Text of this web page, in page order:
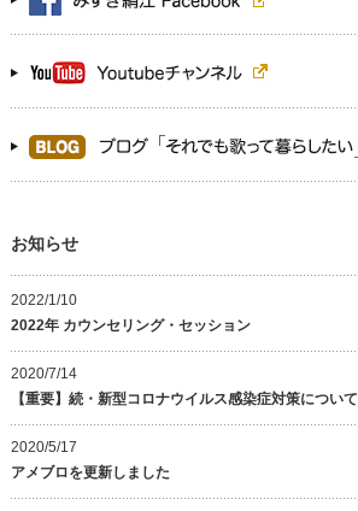
お知らせ
2022/1/10
2022年 カウンセリング・セッション
2020/7/14
【重要】続・新型コロナウイルス感染症対策について
2020/5/17
アメブロを更新しました